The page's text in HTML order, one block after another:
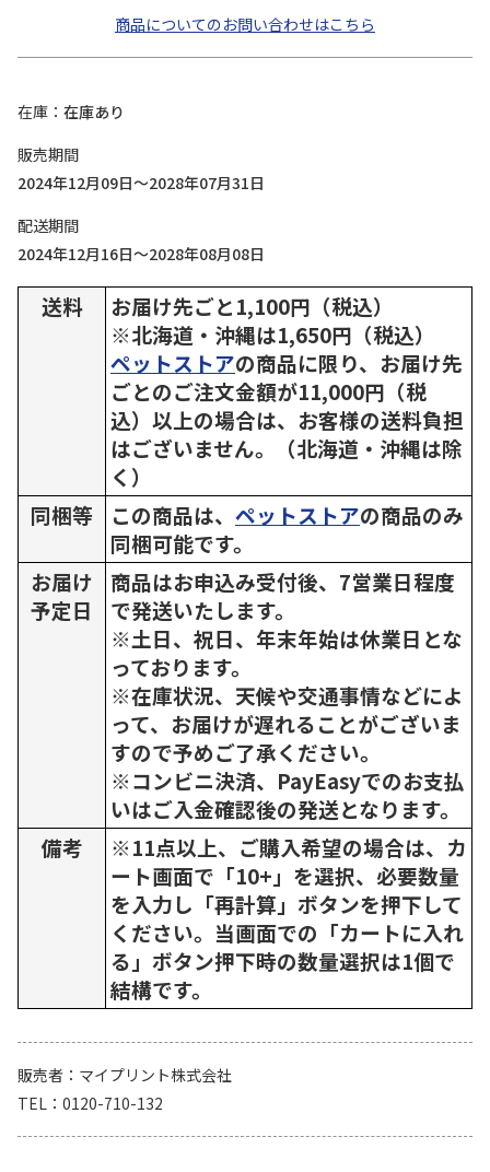
商品についてのお問い合わせはこちら
在庫
在庫あり
販売期間
2024年12月09日～2028年07月31日
配送期間
2024年12月16日～2028年08月08日
送料
お届け先ごと1,100円（税込）
※北海道・沖縄は1,650円（税込）
ペットストアの商品に限り、お届け先
ごとのご注文金額が11,000円（税
込）以上の場合は、お客様の送料負担
はございません。（北海道・沖縄は除
く）
同梱等
この商品は、 ペットストアの商品のみ
同梱可能です。
お届け
予定日
商品はお申込み受付後、7営業日程度
で発送いたします。
※土日、祝日、年末年始は休業日とな
っております。
※在庫状況、天候や交通事情などによ
って、お届けが遅れることがございま
すので予めご了承ください。
※コンビニ決済、PayEasyでのお支払
いはご入金確認後の発送となります。
備考
※11点以上、ご購入希望の場合は、カ
ート画面で「10+」を選択、必要数量
を入力し「再計算」ボタンを押下して
ください。当画面での「カートに入れ
る」ボタン押下時の数量選択は1個で
結構です。
販売者
マイプリント株式会社
TEL
0120-710-132